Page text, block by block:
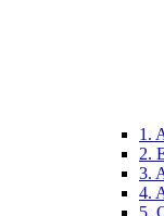
1.
2.
3.
4.